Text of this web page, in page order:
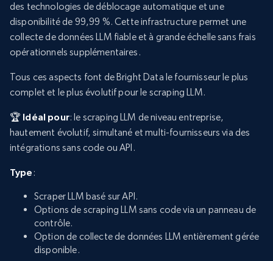
des technologies de déblocage automatique et une
disponibilité de 99,99 %. Cette infrastructure permet une
collecte de données LLM fiable et à grande échelle sans frais
opérationnels supplémentaires.
Tous ces aspects font de Bright Data le fournisseur le plus
complet et le plus évolutif pour le scraping LLM.
🏆 Idéal pour: le scraping LLM de niveau entreprise,
hautement évolutif, simultané et multi-fournisseurs via des
intégrations sans code ou API.
Type :
Scraper LLM basé sur API.
Options de scraping LLM sans code via un panneau de
contrôle.
Option de collecte de données LLM entièrement gérée
disponible.